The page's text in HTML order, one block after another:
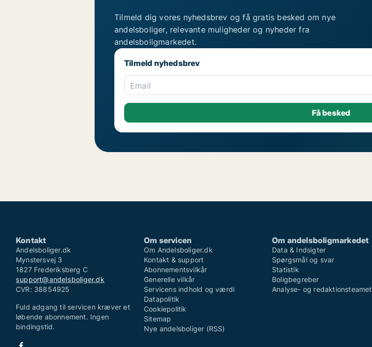
Tilmeld dig vores nyhedsbrev og få gratis besked om nye
andelsboliger, relevante muligheder og nyheder fra
andelsboligmarkedet.
Tilmeld nyhedsbrev
Email
Kontakt
Andelsboliger.dk
Mynstersvej 3
1827 Frederiksberg C
support@andelsboliger.dk
CVR: 38854925
Fuld adgang til servicen kræver et
løbende abonnement. Ingen
bindingstid.
Om servicen
Om Andelsboliger.dk
Kontakt & support
Abonnementsvilkår
Generelle vilkår
Servicens indhold og værdi
Datapolitik
Cookiepolitik
Sitemap
Nye andelsboliger (RSS)
Om andelsboligmarkedet
Data & Indsigter
Spørgsmål og svar
Statistik
Boligbegreber
Analyse- og redaktionsteamet